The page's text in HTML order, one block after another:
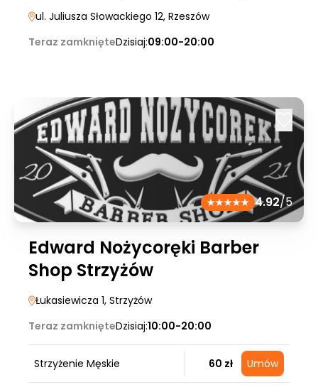
ul. Juliusza Słowackiego 12, Rzeszów
Teraz zamknięteDzisiaj:09:00-20:00
4.92/5
Edward Nożycoręki Barber
Shop Strzyżów
Łukasiewicza 1, Strzyżów
Teraz zamknięteDzisiaj:10:00-20:00
Strzyżenie Męskie 60 zł Umów